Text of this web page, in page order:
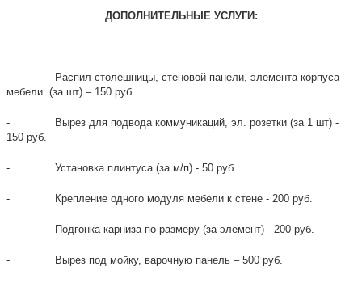
ДОПОЛНИТЕЛЬНЫЕ УСЛУГИ:
- Распил столешницы, стеновой панели, элемента корпуса
мебели (за шт) – 150 руб.
- Вырез для подвода коммуникаций, эл. розетки (за 1 шт) -
150 руб.
- Установка плинтуса (за м/п) - 50 руб.
- Крепление одного модуля мебели к стене - 200 руб.
- Подгонка карниза по размеру (за элемент) - 200 руб.
- Вырез под мойку, варочную панель – 500 руб.